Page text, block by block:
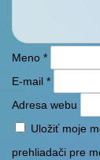
Meno *
E-mail *
Adresa webu
Uložiť moje
prehliadači pre